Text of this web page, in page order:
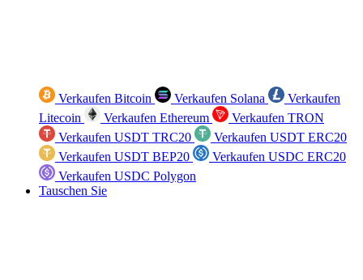
Verkaufen Bitcoin Verkaufen Solana
Verkaufen
Litecoin
Verkaufen Ethereum
Verkaufen TRON
Verkaufen USDT TRC20
Verkaufen USDT ERC20
Verkaufen USDT BEP20
Verkaufen USDC ERC20
Verkaufen USDC Polygon
Tauschen Sie